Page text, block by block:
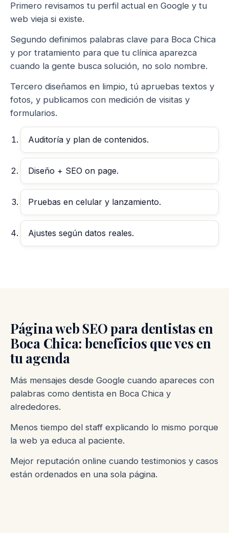
Primero revisamos tu perfil actual en Google y tu
web vieja si existe.
Segundo definimos palabras clave para Boca Chica
y por tratamiento para que tu clínica aparezca
cuando la gente busca solución, no solo nombre.
Tercero diseñamos en limpio, tú apruebas textos y
fotos, y publicamos con medición de visitas y
formularios.
Auditoría y plan de contenidos.
Diseño + SEO on page.
Pruebas en celular y lanzamiento.
Ajustes según datos reales.
Página web SEO para dentistas en
Boca Chica: beneficios que ves en
tu agenda
Más mensajes desde Google cuando apareces con
palabras como dentista en Boca Chica y
alrededores.
Menos tiempo del staff explicando lo mismo porque
la web ya educa al paciente.
Mejor reputación online cuando testimonios y casos
están ordenados en una sola página.